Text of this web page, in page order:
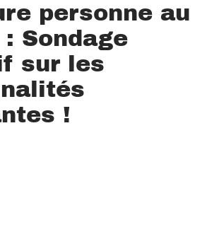
personne au
: Sondage
sur les
!